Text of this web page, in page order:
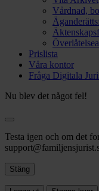
Vårdnad,
Prislista
Våra kontor
Fråga Digitala
Nu blev det något fel!
Testa igen och om det
Stäng